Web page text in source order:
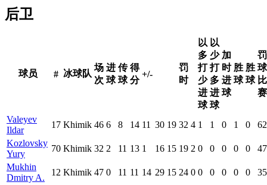
后卫
球员 # 冰球队
场
次
进
球
传
球
得
分
+/-
罚
时
以
多
打
少
进
球
以
少
打
多
进
球
加
时
进
球
胜
球
胜
球
罚
球
比
赛
Valeyev
Ildar
17 Khimik 46 6 8 14 11 30 19 32 4 1 1 0 1 0
62
Kozlovsky
Yury
70 Khimik 32 2 11 13 1 16 15 19 2 0 0 0 0 0
47
Mukhin
Dmitry A.
12 Khimik 47 0 11 11 14 29 15 24 0 0 0 0 0 0
35